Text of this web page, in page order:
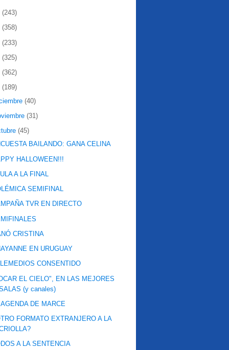
(243)
(358)
(233)
(325)
(362)
(189)
(40)
(31)
(45)
BAILANDO: GANA CELINA
HALLOWEEN!!!
A LA FINAL
SEMIFINAL
TVR EN DIRECTO
CRISTINA
EN URUGUAY
CONSENTIDO
EL CIELO", EN LAS MEJORES
(y canales)
AGENDA DE MARCE
FORMATO EXTRANJERO A LA
A LA SENTENCIA